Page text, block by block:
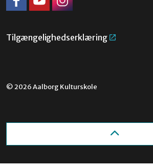
Tilgængelighedserklæring
© 2026 Aalborg Kulturskole